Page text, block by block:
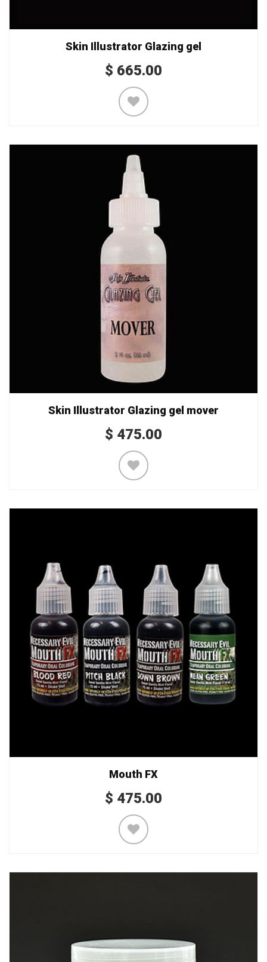
Skin Illustrator Glazing gel
$ 665.00
Skin Illustrator Glazing gel mover
$ 475.00
Mouth FX
$ 475.00